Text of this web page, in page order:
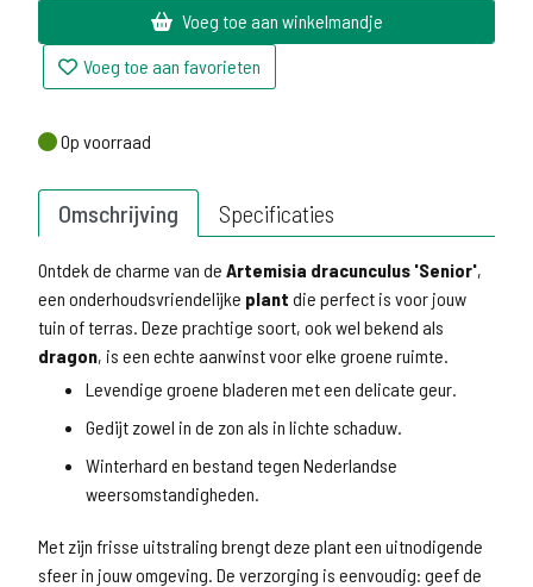
Voeg toe aan winkelmandje
Voeg toe aan favorieten
Op voorraad
Op voorraad
Omschrijving Specificaties
Ontdek de charme van de Artemisia dracunculus 'Senior',
een onderhoudsvriendelijke plant die perfect is voor jouw
tuin of terras. Deze prachtige soort, ook wel bekend als
dragon, is een echte aanwinst voor elke groene ruimte.
Levendige groene bladeren met een delicate geur.
Gedijt zowel in de zon als in lichte schaduw.
Winterhard en bestand tegen Nederlandse
weersomstandigheden.
Met zijn frisse uitstraling brengt deze plant een uitnodigende
sfeer in jouw omgeving. De verzorging is eenvoudig: geef de